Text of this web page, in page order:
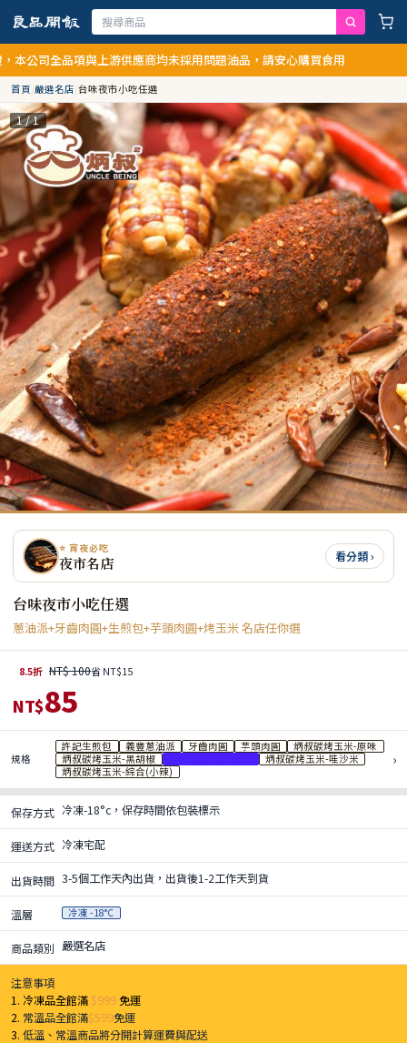
司全品項與上游供應商均未採用問題油品，請安心購買食用
首頁/嚴選名店/台味夜市小吃任選
1 / 1
⭐ 宵夜必吃
夜市名店 看分類 ›
台味夜市小吃任選
蔥油派+牙齒肉圓+生煎包+芋頭肉圓+烤玉米 名店任你選
8.5折 NT$ 100省 NT$15
NT$85
規格
許記生煎包 義豐蔥油派 牙齒肉圓 芋頭肉圓
炳叔碳烤玉米-原味
炳叔碳烤玉米-黑胡椒
炳叔碳烤玉米-哇沙米
炳叔碳烤玉米-綜合(小辣)
›
保存方式 冷凍-18°c，保存時間依包裝標示
運送方式 冷凍宅配
出貨時間 3-5個工作天內出貨，出貨後1-2工作天到貨
溫層 冷凍 -18°C
商品類別 嚴選名店
注意事項
1. 冷凍品全館滿 $999免運
2. 常溫品全館滿$599免運
3.低溫、常溫商品將分開計算運費與配送